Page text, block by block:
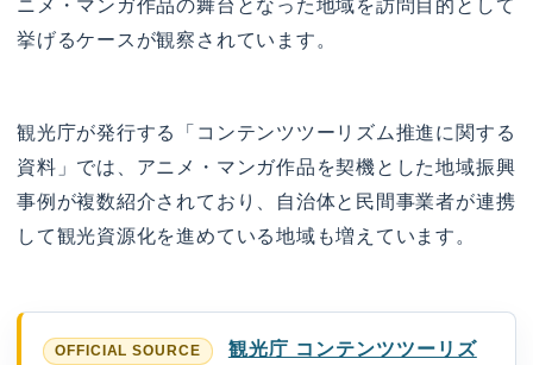
ニメ・マンガ作品の舞台となった地域を訪問目的として
挙げるケースが観察されています。
観光庁が発行する「コンテンツツーリズム推進に関する
資料」では、アニメ・マンガ作品を契機とした地域振興
事例が複数紹介されており、自治体と民間事業者が連携
して観光資源化を進めている地域も増えています。
観光庁 コンテンツツーリズ